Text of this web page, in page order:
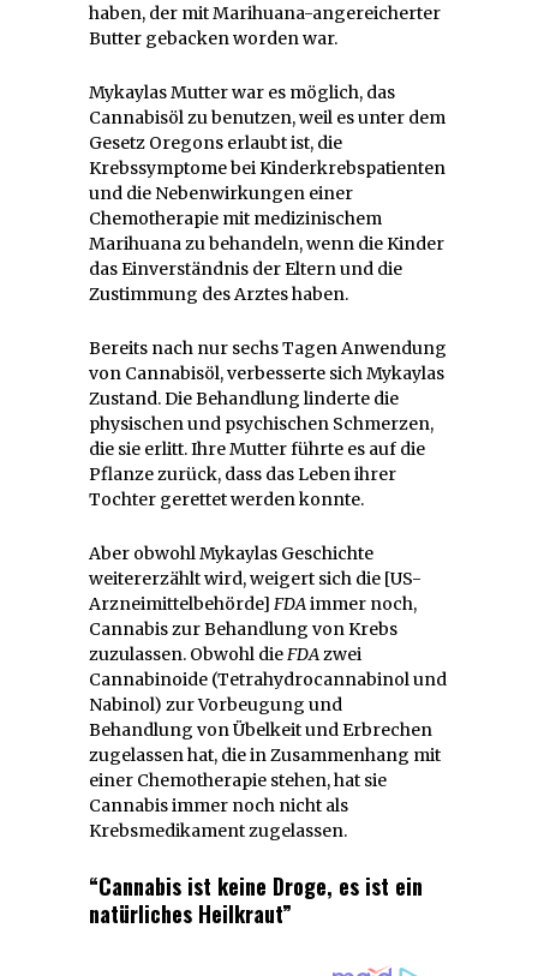
haben, der mit Marihuana-angereicherter
Butter gebacken worden war.
Mykaylas Mutter war es möglich, das
Cannabisöl zu benutzen, weil es unter dem
Gesetz Oregons erlaubt ist, die
Krebssymptome bei Kinderkrebspatienten
und die Nebenwirkungen einer
Chemotherapie mit medizinischem
Marihuana zu behandeln, wenn die Kinder
das Einverständnis der Eltern und die
Zustimmung des Arztes haben.
Bereits nach nur sechs Tagen Anwendung
von Cannabisöl, verbesserte sich Mykaylas
Zustand. Die Behandlung linderte die
physischen und psychischen Schmerzen,
die sie erlitt. Ihre Mutter führte es auf die
Pflanze zurück, dass das Leben ihrer
Tochter gerettet werden konnte.
Aber obwohl Mykaylas Geschichte
weitererzählt wird, weigert sich die [US-
Arzneimittelbehörde] FDAimmer noch,
Cannabis zur Behandlung von Krebs
zuzulassen. Obwohl dieFDAzwei
Cannabinoide (Tetrahydrocannabinol und
Nabinol) zur Vorbeugung und
Behandlung von Übelkeit und Erbrechen
zugelassen hat, die in Zusammenhang mit
einer Chemotherapie stehen, hat sie
Cannabis immer noch nicht als
Krebsmedikament zugelassen.
“Cannabis ist keine Droge, es ist ein
natürliches Heilkraut”